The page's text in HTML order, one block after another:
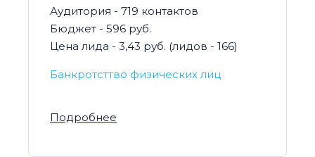
Аудитория - 719 контактов
Бюджет - 596 руб.
Цена лида - 3,43 руб. (лидов - 166)
Банкротсттво физических лиц
Подробнее